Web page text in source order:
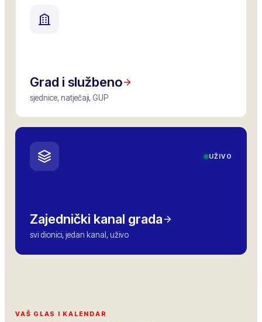
Grad i službeno
sjednice, natječaji, GUP
UŽIVO
Zajednički kanal grada
svi dionici, jedan kanal, uživo
VAŠ GLAS I KALENDAR